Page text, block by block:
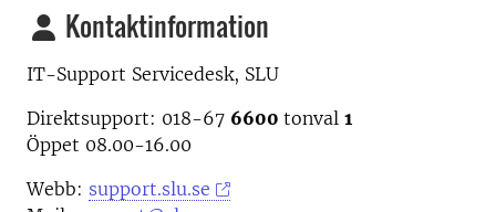
Kontaktinformation
IT-Support Servicedesk, SLU
Direktsupport: 018-67 6600 tonval 1
Öppet 08.00-16.00
Webb: support.slu.se